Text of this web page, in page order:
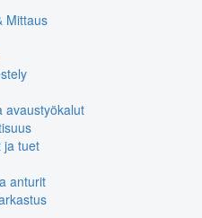
Mittaus
avaustyökalut
ja tuet
anturit